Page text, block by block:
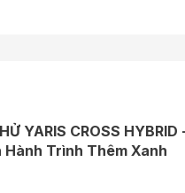
YARIS CROSS HYBRID
Hành Trình Thêm Xanh